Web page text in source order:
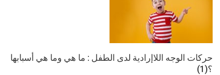
حركات الوجه اللاإرادية لدى الطفل : ما هي وما هي أسبابها
؟(1)